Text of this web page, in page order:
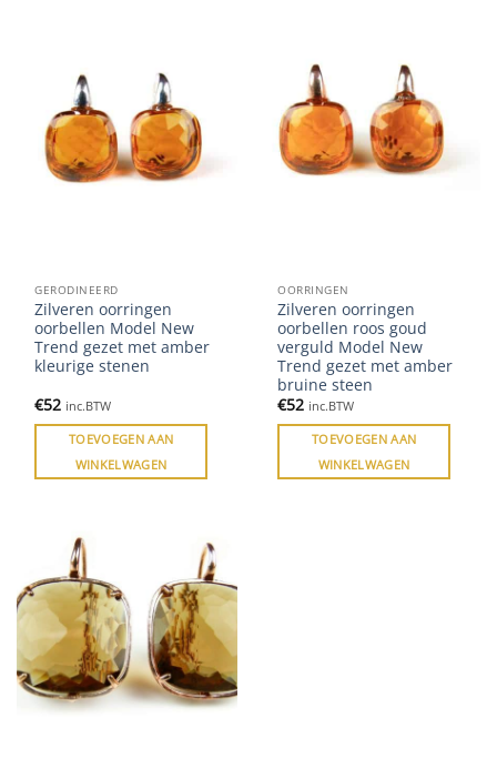
GERODINEERD
Zilveren oorringen
oorbellen Model New
Trend gezet met amber
kleurige stenen
€52 inc.BTW
TOEVOEGEN AAN
WINKELWAGEN
OORRINGEN
Zilveren oorringen
oorbellen roos goud
verguld Model New
Trend gezet met amber
bruine steen
€52 inc.BTW
TOEVOEGEN AAN
WINKELWAGEN